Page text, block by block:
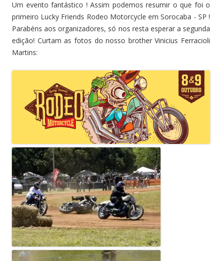
Um evento fantástico ! Assim podemos resumir o que foi o
primeiro Lucky Friends Rodeo Motorcycle em Sorocaba - SP !
Parabéns aos organizadores, só nos resta esperar a segunda
edição! Curtam as fotos do nosso brother Vinicius Ferracioli
Martins: